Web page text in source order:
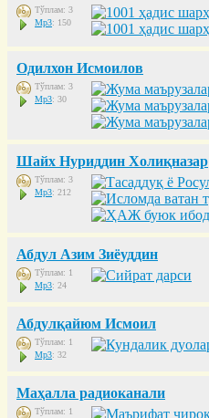
Тўплам: 3
Mp3: 150
Одилхон Исмоилов
Тўплам: 3
Mp3: 30
Шайх Нуриддин Холиқназар
Тўплам: 3
Mp3: 212
Абдул Азим Зиёуддин
Тўплам: 1
Mp3: 24
Абдулқайюм Исмоил
Тўплам: 1
Mp3: 32
Маҳалла радиоканали
Тўплам: 1